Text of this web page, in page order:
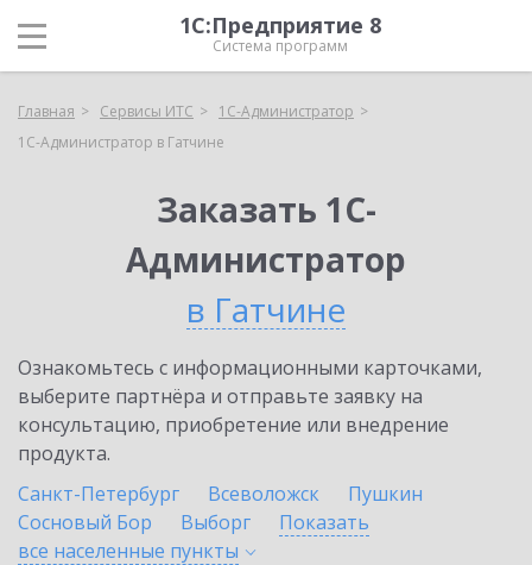
1С:Предприятие 8
Система программ
Главная Сервисы ИТС
1С-Администратор
1С-Администратор в Гатчине
Заказать 1С-
Администратор
в Гатчине
Ознакомьтесь с информационными карточками,
выберите партнёра и отправьте заявку на
консультацию, приобретение или внедрение
продукта.
Санкт-Петербург
Всеволожск
Пушкин
Сосновый Бор
Выборг
Показать
все населенные пункты